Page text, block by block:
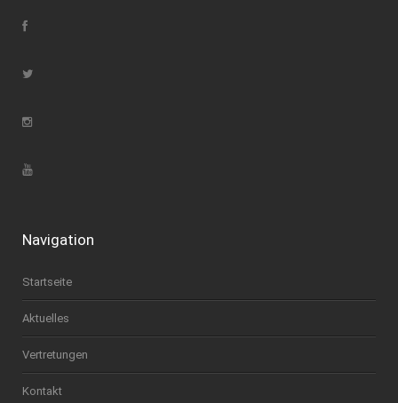
Navigation
Startseite
Aktuelles
Vertretungen
Kontakt